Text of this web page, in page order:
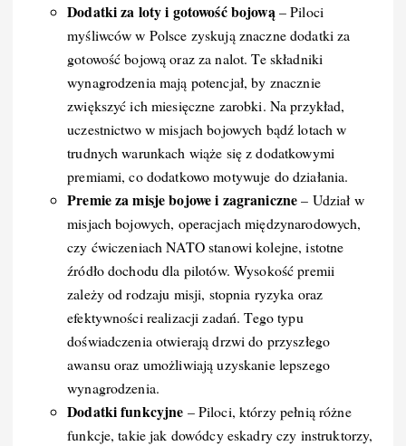
Dodatki za loty i gotowość bojową– Piloci
myśliwców w Polsce zyskują znaczne dodatki za
gotowość bojową oraz za nalot. Te składniki
wynagrodzenia mają potencjał, by znacznie
zwiększyć ich miesięczne zarobki. Na przykład,
uczestnictwo w misjach bojowych bądź lotach w
trudnych warunkach wiąże się z dodatkowymi
premiami, co dodatkowo motywuje do działania.
Premie za misje bojowe i zagraniczne– Udział w
misjach bojowych, operacjach międzynarodowych,
czy ćwiczeniach NATO stanowi kolejne, istotne
źródło dochodu dla pilotów. Wysokość premii
zależy od rodzaju misji, stopnia ryzyka oraz
efektywności realizacji zadań. Tego typu
doświadczenia otwierają drzwi do przyszłego
awansu oraz umożliwiają uzyskanie lepszego
wynagrodzenia.
Dodatki funkcyjne – Piloci, którzy pełnią różne
funkcje, takie jak dowódcy eskadry czy instruktorzy,